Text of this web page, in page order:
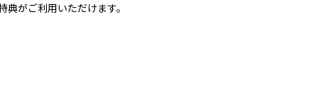
がご利用いただけます。